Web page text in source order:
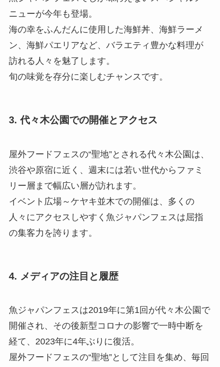
ニューが今年も登場。
海の幸をふんだんに使用した海鮮丼、海鮮ラーメ
ン、海鮮パエリアなど、バラエティ豊かな料理が
訪れる人々を魅了します。
旬の味覚を存分に楽しむチャンスです。
3. 代々木公園での開催とアクセス
屋外フードフェスの“聖地”とされる代々木公園は、
渋谷や原宿に近く、週末には若い世代からファミ
リー層まで幅広い層が訪れます。
イベント広場～ケヤキ並木での開催は、多くの
人々にアクセスしやすく魚ジャパンフェスは屈指
の集客力を誇ります。
4. メディアの注目と履歴
魚ジャパンフェスは2019年に第1回が代々木公園で
開催され、その後新型コロナの影響で一時中断を
経て、2023年に4年ぶりに復活。
屋外フードフェスの“聖地”として注目を集め、毎回